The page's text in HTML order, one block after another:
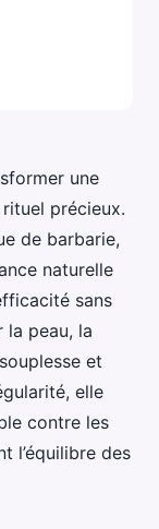
une
précieux.
de barbarie,
naturelle
sans
la peau, la
et
elle
contre les
l’équilibre des